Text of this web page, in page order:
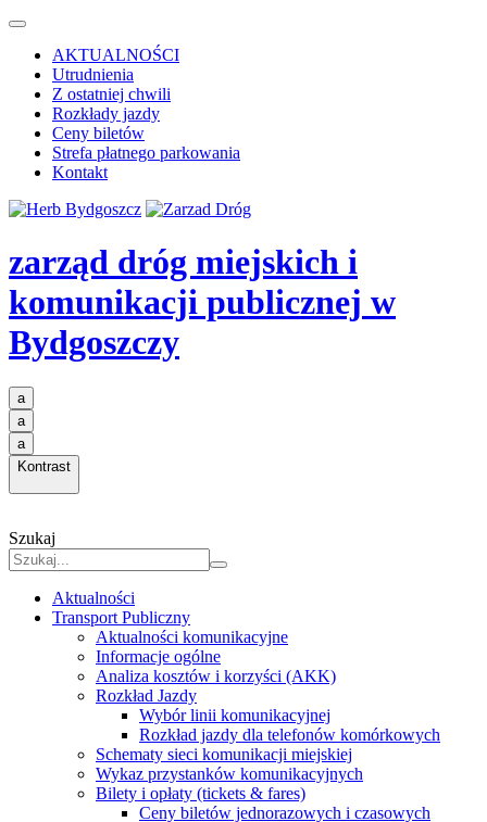
AKTUALNOŚCI
Utrudnienia
Z ostatniej chwili
Rozkłady jazdy
Ceny biletów
Strefa płatnego parkowania
Kontakt
zarząd dróg miejskich i
komunikacji publicznej w
Bydgoszczy
a
a
a
Kontrast
Szukaj
Aktualności
Transport Publiczny
Aktualności komunikacyjne
Informacje ogólne
Analiza kosztów i korzyści (AKK)
Rozkład Jazdy
Wybór linii komunikacyjnej
Rozkład jazdy dla telefonów komórkowych
Schematy sieci komunikacji miejskiej
Wykaz przystanków komunikacyjnych
Bilety i opłaty (tickets & fares)
Ceny biletów jednorazowych i czasowych